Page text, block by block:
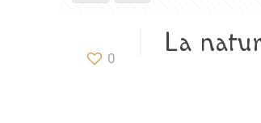
0 La